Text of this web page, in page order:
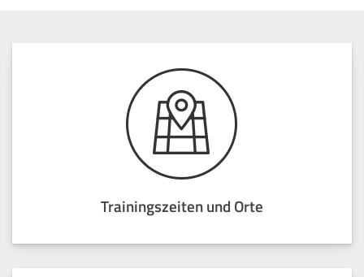
Trainingszeiten und Orte